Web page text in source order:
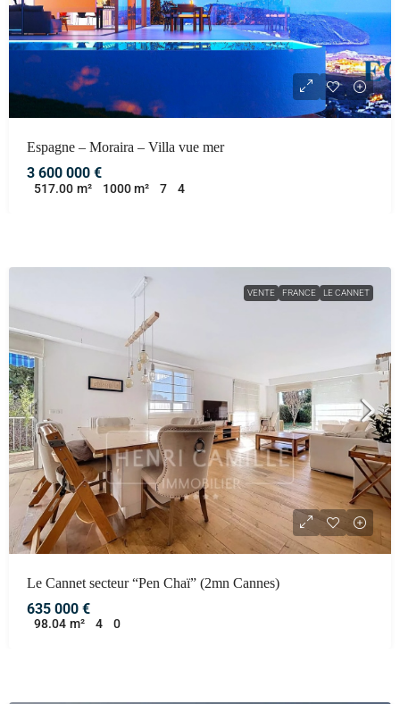
Espagne – Moraira – Villa vue mer
3 600 000 €
517.00 m² 1000m² 7 4
VENTE FRANCE LE CANNET
Le Cannet secteur “Pen Chaï” (2mn Cannes)
635 000 €
98.04 m² 4 0